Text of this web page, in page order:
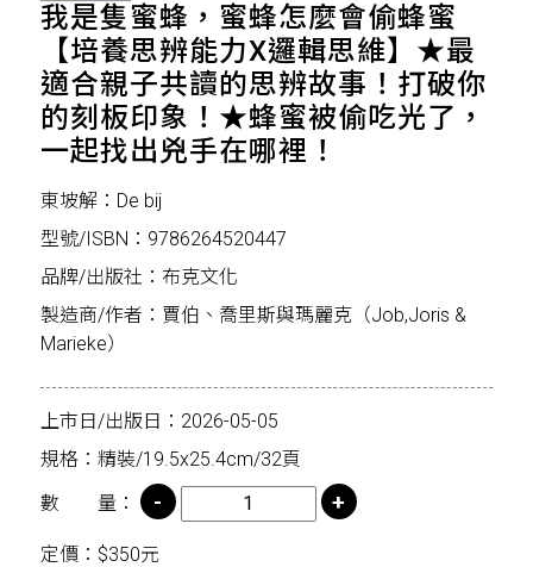
我是隻蜜蜂，蜜蜂怎麼會偷蜂蜜
【培養思辨能力X邏輯思維】★最
適合親子共讀的思辨故事！打破你
的刻板印象！★蜂蜜被偷吃光了，
一起找出兇手在哪裡！
東坡解：De bij
型號/ISBN：9786264520447
品牌/出版社：布克文化
製造商/作者：賈伯、喬里斯與瑪麗克（Job,Joris &
Marieke）
上市日/出版日：2026-05-05
規格：精裝/19.5x25.4cm/32頁
數 量：
定價：$350元